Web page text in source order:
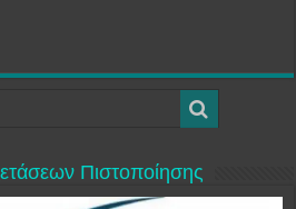
Πιστοποίησης